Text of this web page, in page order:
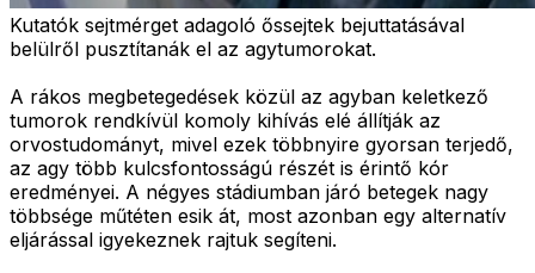
Kutatók sejtmérget adagoló őssejtek bejuttatásával
belülről pusztítanák el az agytumorokat.
A rákos megbetegedések közül az agyban keletkező
tumorok rendkívül komoly kihívás elé állítják az
orvostudományt, mivel ezek többnyire gyorsan terjedő,
az agy több kulcsfontosságú részét is érintő kór
eredményei. A négyes stádiumban járó betegek nagy
többsége műtéten esik át, most azonban egy alternatív
eljárással igyekeznek rajtuk segíteni.